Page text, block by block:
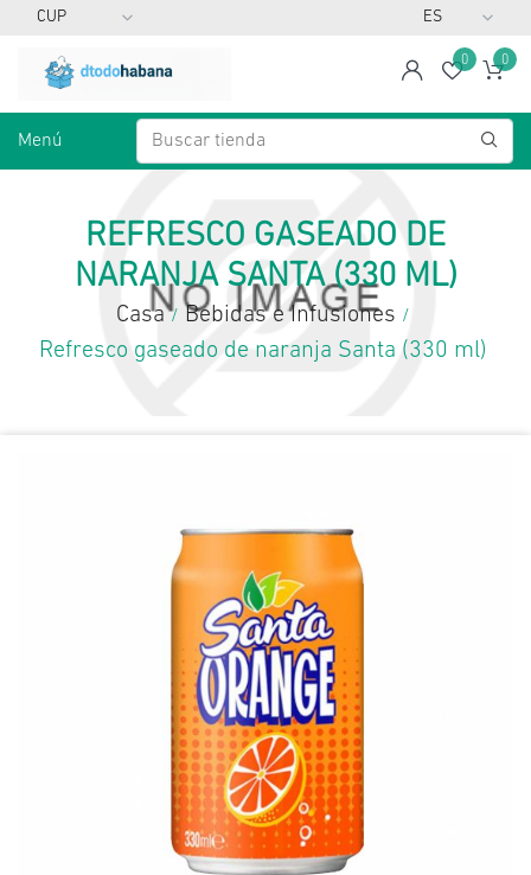
spanLista
0 0
Menú
REFRESCO GASEADO DE
NARANJA SANTA (330 ML)
Casa / Bebidas e Infusiones /
Refresco gaseado de naranja Santa (330 ml)